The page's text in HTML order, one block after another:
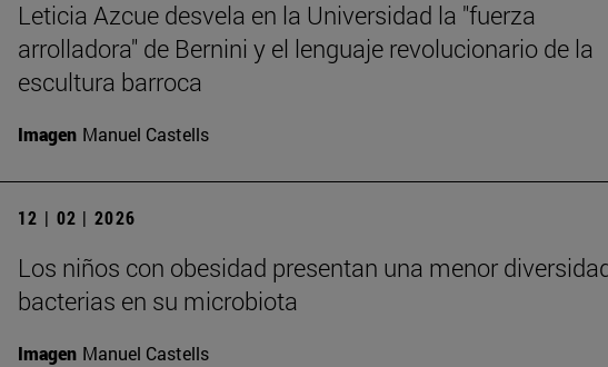
Leticia Azcue desvela en la Universidad la "fuerza
arrolladora" de Bernini y el lenguaje revolucionario de la
escultura barroca
Imagen Manuel Castells
12 | 02 | 2026
Los niños con obesidad presentan una menor
bacterias en su microbiota
Imagen Manuel Castells